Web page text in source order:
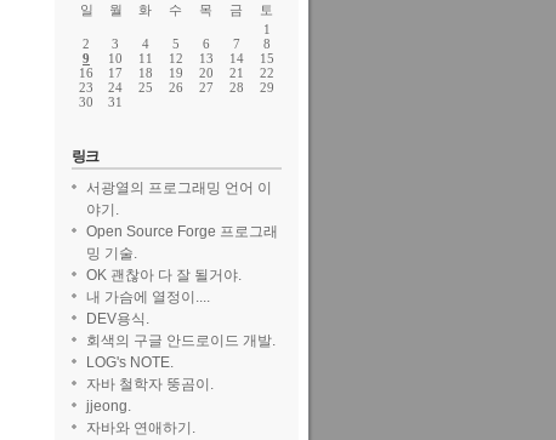
일
월 화 수 목 금
토
1
2
3 4 5 6 7
8
9
10 11 12 13 14
15
16
17 18 19 20 21
22
23
24 25 26 27 28
29
30
31
링크
서광열의 프로그래밍 언어 이
야기.
Open Source Forge 프로그래
밍 기술.
OK 괜찮아 다 잘 될거야.
내 가슴에 열정이....
DEV용식.
회색의 구글 안드로이드 개발.
LOG's NOTE.
자바 철학자 뚱곰이.
jjeong.
자바와 연애하기.